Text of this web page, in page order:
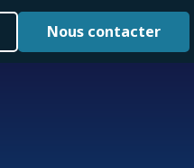
Nous contacter